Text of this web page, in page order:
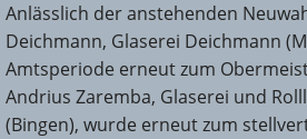
Anlässlich der anstehenden
Deichmann, Glaserei Deichmann
Amtsperiode erneut zum
Andrius Zaremba, Glaserei und
(Bingen), wurde erneut zum